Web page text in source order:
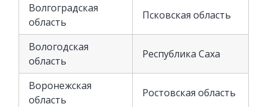
Волгоградская
область
Псковская область
Вологодская
область
Республика Саха
Воронежская
область
Ростовская область